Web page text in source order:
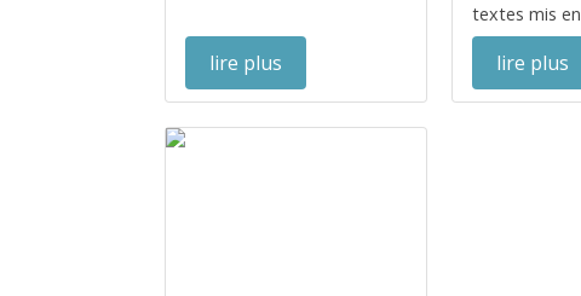
lire plus
textes mis en
lire plus